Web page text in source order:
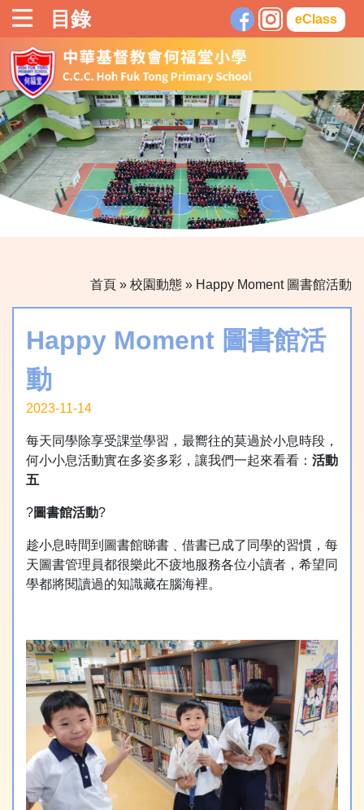
目錄 eClass
首頁 » 校園動態 » Happy Moment 圖書館活動
Happy Moment 圖書館活
動
2023-11-14
每天同學除享受課堂學習，最嚮往的莫過於小息時段，
何小小息活動實在多姿多彩，讓我們一起來看看： 活動
五
?圖書館活動?
趁小息時間到圖書館睇書﹑借書已成了同學的習慣，每
天圖書管理員都很樂此不疲地服務各位小讀者，希望同
學都將閱讀過的知識藏在腦海裡。